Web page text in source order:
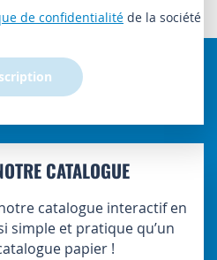
de confidentialité de la société
CATALOGUE
catalogue interactif en
simple et pratique qu’un
papier !